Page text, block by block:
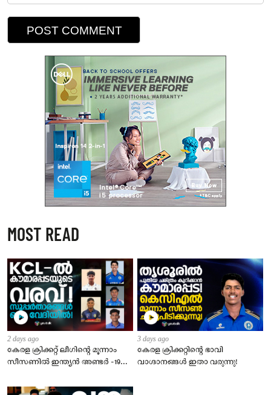
MOST READ
2 days ago
കേരള ക്രിക്കറ്റ് ലീഗിൻ്റെ മൂന്നാം
സീസണിൽ ഇന്ത്യൻ അണ്ടർ -19
അണിനിരക്കുന്നു!
3 days ago
​കേരള ക്രിക്കറ്റിന്റെ ഭാവി
വാഗ്ദാനങ്ങൾ ഇതാ വരുന്നു!